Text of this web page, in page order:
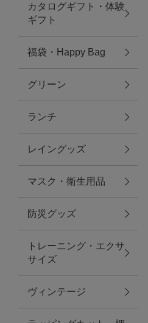
ウエア
レイングッズ
アクセサリー
ファッション雑貨
ファッショングッズ
スマホケース・アクセサリー
ポーチ
ステーショナリー
その他
カタログギフト・体験
ギフト
福袋・Happy Bag
グリーン
ランチ
レイングッズ
マスク・衛生用品
防災グッズ
トレーニング・エクサ
サイズ
ヴィンテージ